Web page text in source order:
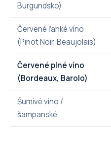
Burgundsko)
Červené ľahké víno
(Pinot Noir, Beaujolais)
Červené plné víno
(Bordeaux, Barolo)
Šumivé víno /
šampanské